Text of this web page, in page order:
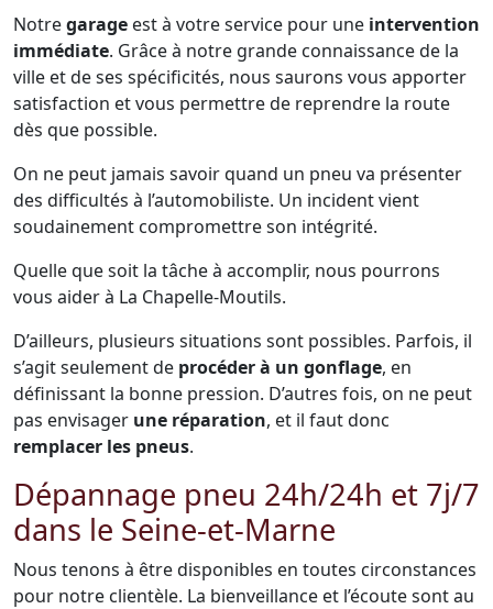
Notregarage est à votre service pour une intervention
immédiate. Grâce à notre grande connaissance de la
ville et de ses spécificités, nous saurons vous apporter
satisfaction et vous permettre de reprendre la route
dès que possible.
On ne peut jamais savoir quand un pneu va présenter
des difficultés à l’automobiliste. Un incident vient
soudainement compromettre son intégrité.
Quelle que soit la tâche à accomplir, nous pourrons
vous aider à La Chapelle-Moutils.
D’ailleurs, plusieurs situations sont possibles. Parfois, il
s’agit seulement de procéder à un gonflage, en
définissant la bonne pression. D’autres fois, on ne peut
pas envisager une réparation, et il faut donc
remplacer les pneus.
Dépannage pneu 24h/24h et 7j/7
dans le Seine-et-Marne
Nous tenons à être disponibles en toutes circonstances
pour notre clientèle. La bienveillance et l’écoute sont au